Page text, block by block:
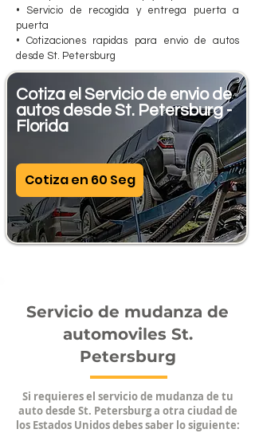
• Servicio de recogida y entrega puerta a
puerta
• Cotizaciones rapidas para envio de autos
desde St. Petersburg
Cotiza en 60 Seg
Cotiza el Servicio de envio de
autos desde St. Petersburg -
Florida
Servicio de mudanza de
automoviles St.
Petersburg
Si requieres el servicio de mudanza de tu
auto desde St. Petersburg a otra ciudad de
los Estados Unidos debes saber lo siguiente: